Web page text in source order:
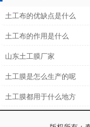
土工布的优缺点是什么
土工布的作用是什么
山东土工膜厂家
土工膜是怎么生产的呢
土工膜都用于什么地方